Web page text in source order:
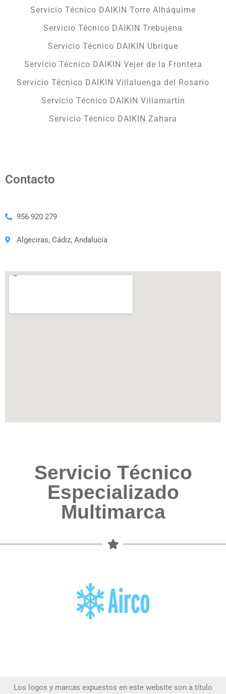
Servicio Técnico DAIKIN Torre Alháquime
Servicio Técnico DAIKIN Trebujena
Servicio Técnico DAIKIN Ubrique
Servicio Técnico DAIKIN Vejer de la Frontera
Servicio Técnico DAIKIN Villaluenga del Rosario
Servicio Técnico DAIKIN Villamartín
Servicio Técnico DAIKIN Zahara
Contacto
956 920 279
Algeciras, Cádiz, Andalucía
Servicio Técnico
Especializado
Multimarca
Los logos y marcas expuestos en este website son a título